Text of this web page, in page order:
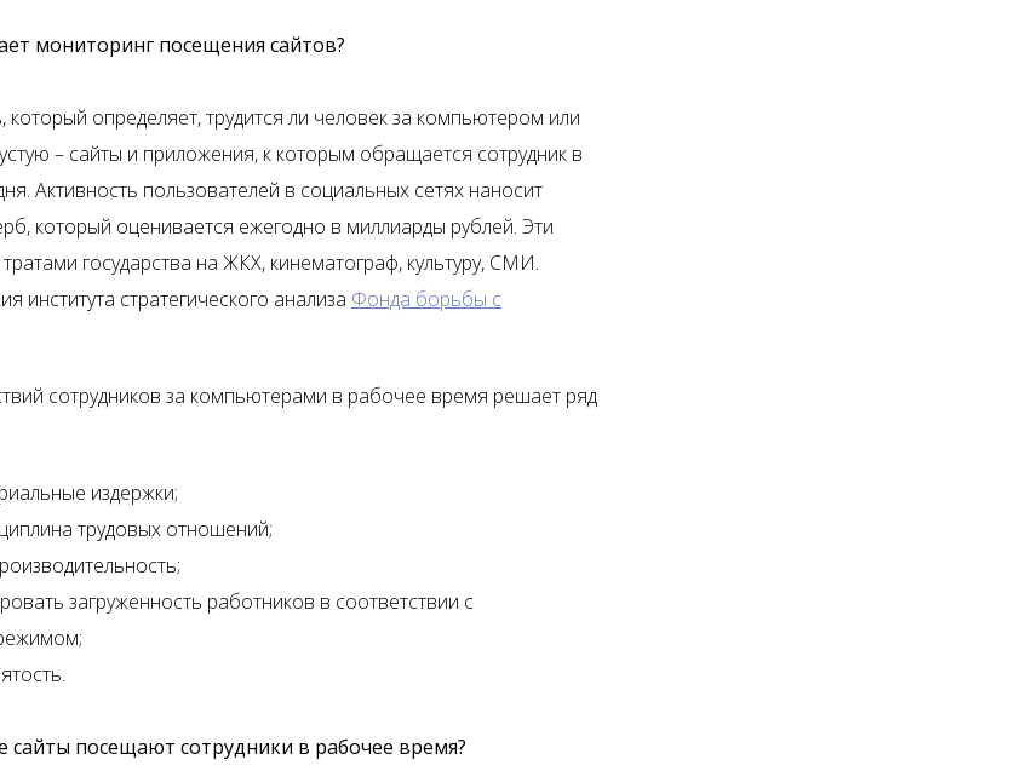
мониторинг посещения сайтов?
который определяет, трудится ли человек за компьютером или
– сайты и приложения, к которым обращается сотрудник в
Активность пользователей в социальных сетях наносит
который оценивается ежегодно в миллиарды рублей. Эти
государства на ЖКХ, кинематограф, культуру, СМИ.
института стратегического анализа Фонда борьбы с
сотрудников за компьютерами в рабочее время решает ряд
издержки;
трудовых отношений;
загруженность работников в соответствии с
сайты посещают сотрудники в рабочее время?